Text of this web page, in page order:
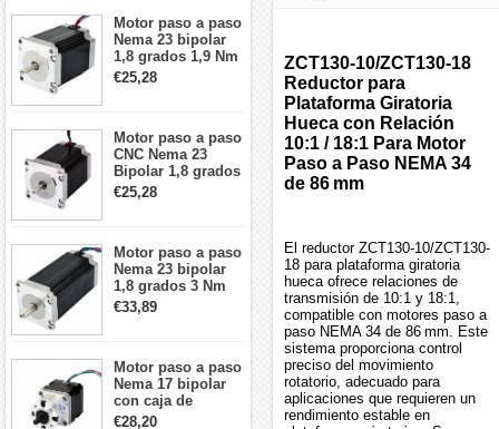
Motor paso a paso
Nema 23 bipolar
1,8 grados 1,9 Nm
2,8 A 3,2 V
57x57x76mm 4
€25,28
Motor paso a paso
CNC Nema 23
Bipolar 1,8 grados
1,9 Nm 3A 3,36 V
57x57x76mm 4
€25,28
Motor paso a paso
Nema 23 bipolar
1,8 grados 3 Nm
4,2A 57x57x114mm
motor paso a paso
€33,89
Motor paso a paso
Nema 17 bipolar
con caja de
cambios planetaria
€28,20
ZCT130-10/ZCT130-18
Reductor para
Plataforma Giratoria
Hueca con Relación
10:1 / 18:1 Para Motor
Paso a Paso NEMA 34
de 86 mm
El reductor ZCT130-10/ZCT130-
18 para plataforma giratoria
hueca ofrece relaciones de
transmisión de 10:1 y 18:1,
compatible con motores paso a
paso NEMA 34 de 86 mm. Este
sistema proporciona control
preciso del movimiento
rotatorio, adecuado para
aplicaciones que requieren un
rendimiento estable en